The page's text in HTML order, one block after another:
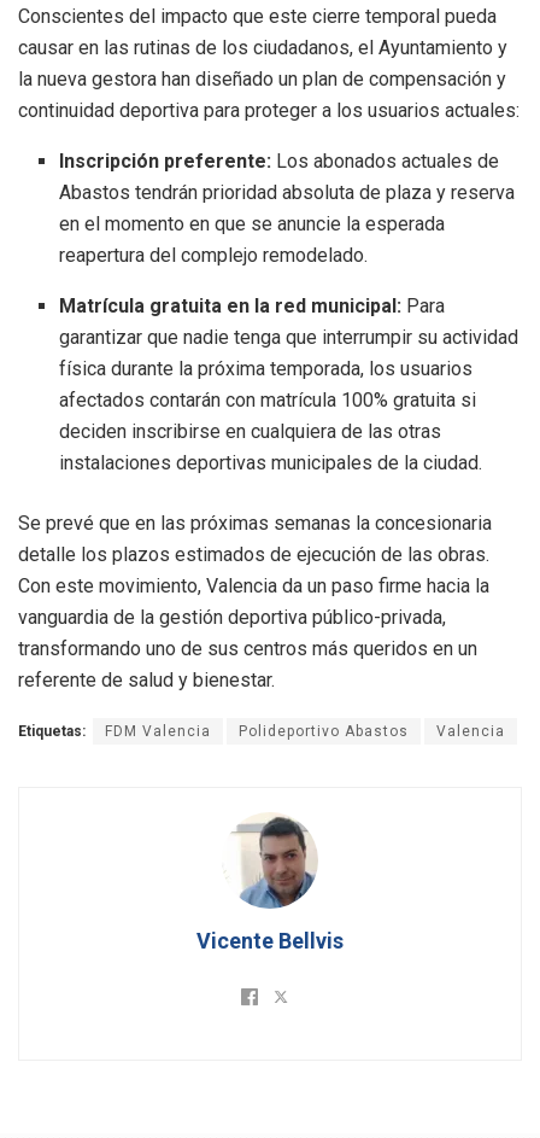
Conscientes del impacto que este cierre temporal pueda
causar en las rutinas de los ciudadanos, el Ayuntamiento y
la nueva gestora han diseñado un plan de compensación y
continuidad deportiva para proteger a los usuarios actuales:
Inscripción preferente: Los abonados actuales de
Abastos tendrán prioridad absoluta de plaza y reserva
en el momento en que se anuncie la esperada
reapertura del complejo remodelado.
Matrícula gratuita en la red municipal: Para
garantizar que nadie tenga que interrumpir su actividad
física durante la próxima temporada, los usuarios
afectados contarán con matrícula 100% gratuita si
deciden inscribirse en cualquiera de las otras
instalaciones deportivas municipales de la ciudad.
Se prevé que en las próximas semanas la concesionaria
detalle los plazos estimados de ejecución de las obras.
Con este movimiento, Valencia da un paso firme hacia la
vanguardia de la gestión deportiva público-privada,
transformando uno de sus centros más queridos en un
referente de salud y bienestar.
Etiquetas: FDM Valencia Polideportivo Abastos Valencia
Vicente Bellvis